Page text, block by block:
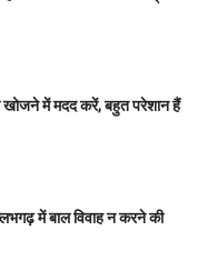
खोजने में मदद करें, बहुत परेशान हैं
में बाल विवाह न करने की